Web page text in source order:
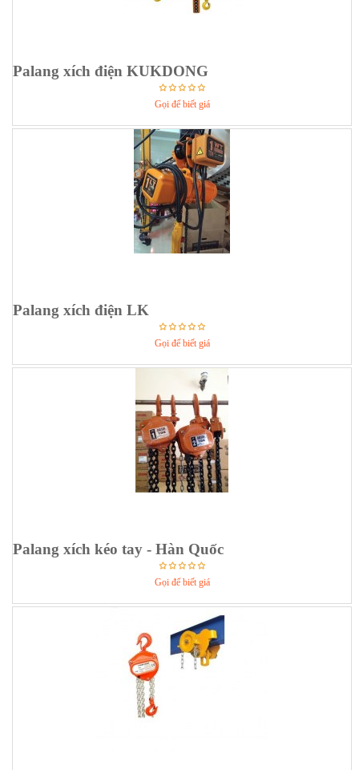
Palang xích điện KUKDONG
Gọi để biết giá
Palang xích điện LK
Gọi để biết giá
Palang xích kéo tay - Hàn Quốc
Gọi để biết giá